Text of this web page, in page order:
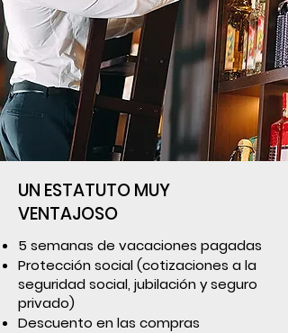
UN ESTATUTO MUY
VENTAJOSO
5 semanas de vacaciones pagadas
Protección social (cotizaciones a la
seguridad social, jubilación y seguro
privado)
Descuento en las compras